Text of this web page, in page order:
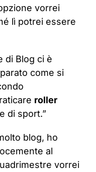
vorrei
lì potrei essere
di Blog ci è
come si
roller
di sport.”
blog, ho
al
vorrei